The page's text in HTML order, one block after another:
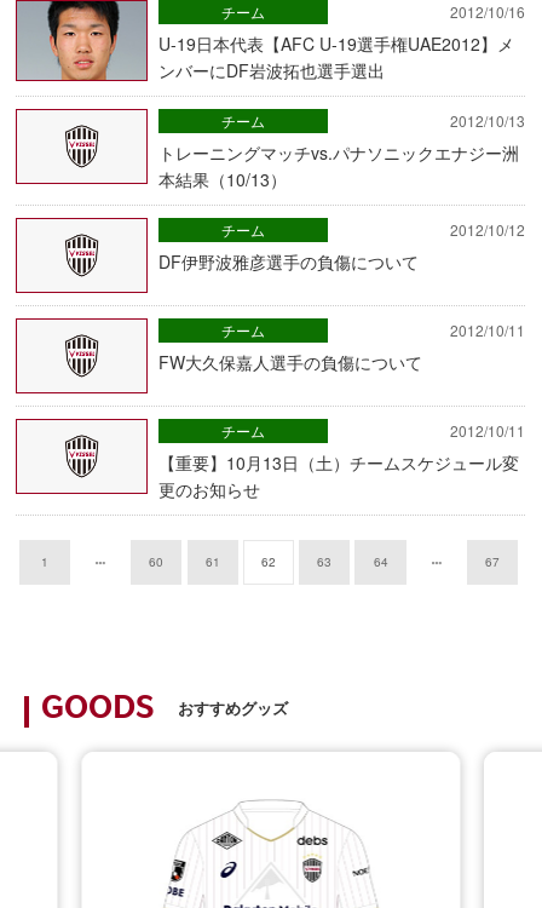
2012/10/16
U-19日本代表【AFC U-19選手権UAE2012】メ
ンバーにDF岩波拓也選手選出
チーム
2012/10/13
トレーニングマッチvs.パナソニックエナジー洲
本結果（10/13）
チーム
2012/10/12
DF伊野波雅彦選手の負傷について
チーム
2012/10/11
FW大久保嘉人選手の負傷について
チーム
2012/10/11
【重要】10月13日（土）チームスケジュール変
更のお知らせ
チーム
1 60 61 62 63 64 67
GOODS おすすめグッズ